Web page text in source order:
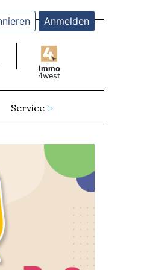
Anmelden
Immo
4west
Service